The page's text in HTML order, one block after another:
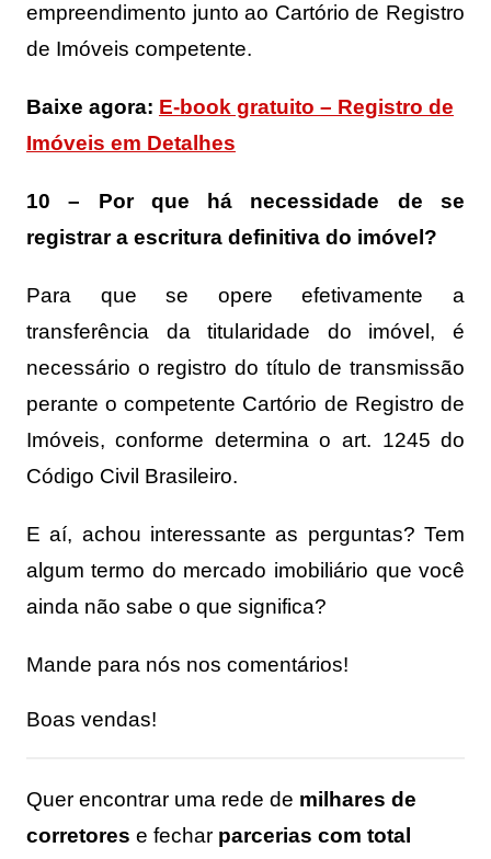
empreendimento junto ao Cartório de Registro
de Imóveis competente.
Baixe agora: E-book gratuito – Registro de
Imóveis em Detalhes
10 – Por que há necessidade de se
registrar a escritura definitiva do imóvel?
Para que se opere efetivamente a
transferência da titularidade do imóvel, é
necessário o registro do título de transmissão
perante o competente Cartório de Registro de
Imóveis, conforme determina o art. 1245 do
Código Civil Brasileiro.
E aí, achou interessante as perguntas? Tem
algum termo do mercado imobiliário que você
ainda não sabe o que significa?
Mande para nós nos comentários!
Boas vendas!
Quer encontrar uma rede de milhares de
corretores e fechar parcerias com total